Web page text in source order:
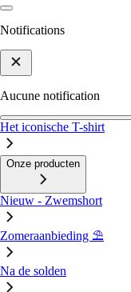
Notifications
Aucune notification
Het iconische T-shirt
Onze producten
Nieuw - Zwemshort
Zomeraanbieding ⛱️
Na de solden